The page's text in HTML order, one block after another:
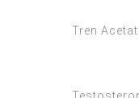
Tren